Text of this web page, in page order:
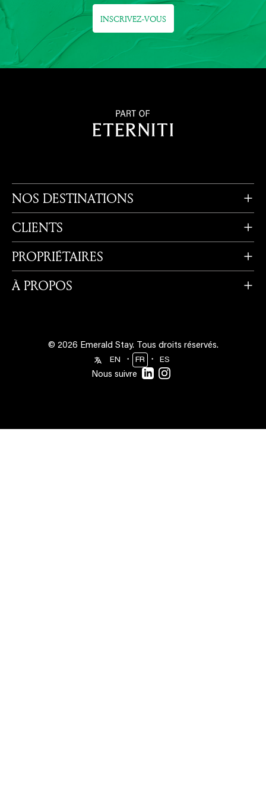
INSCRIVEZ-VOUS
NOS DESTINATIONS
CLIENTS
PROPRIÉTAIRES
À PROPOS
© 2026 Emerald Stay. Tous droits réservés.
EN ・ FR ・ ES
Nous suivre